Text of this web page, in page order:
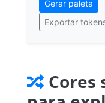
Gerar paleta
Exportar
Cores